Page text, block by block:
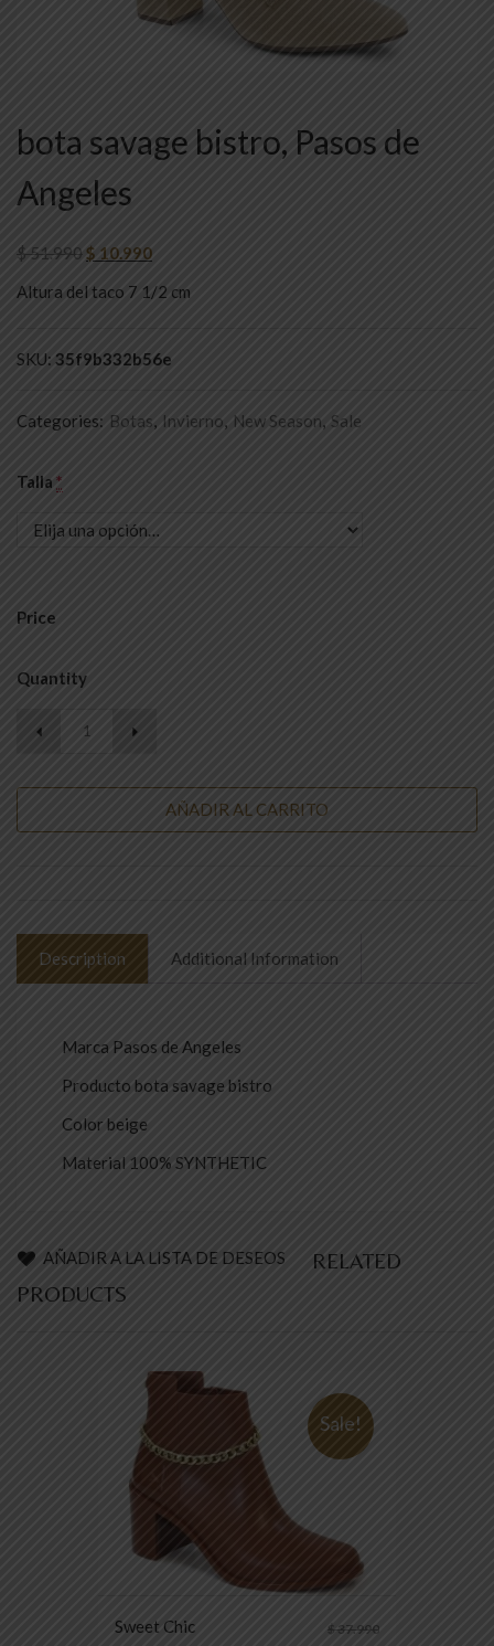
bota savage bistro, Pasos de
Angeles
$51.990$ 10.990
Altura del taco 7 1/2 cm
SKU: 35f9b332b56e
Categories: Botas, Invierno, New Season, Sale
Talla *
Price
Quantity
AÑADIR AL CARRITO
Description Additional Information
Marca Pasos de Angeles
Producto bota savage bistro
Color beige
Material 100% SYNTHETIC
AÑADIR A LA LISTA DE DESEOS
RELATED
PRODUCTS
Sale!
Sweet Chic $37.990